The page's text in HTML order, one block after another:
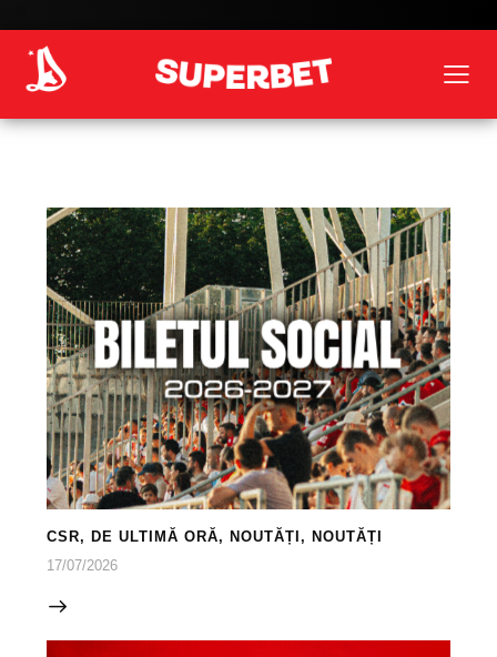
CSR, DE ULTIMĂ ORĂ, NOUTĂȚI , NOUTĂȚI
17/07/2026